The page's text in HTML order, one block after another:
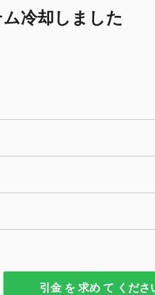
冷却しました
引金 を 求め て くださ